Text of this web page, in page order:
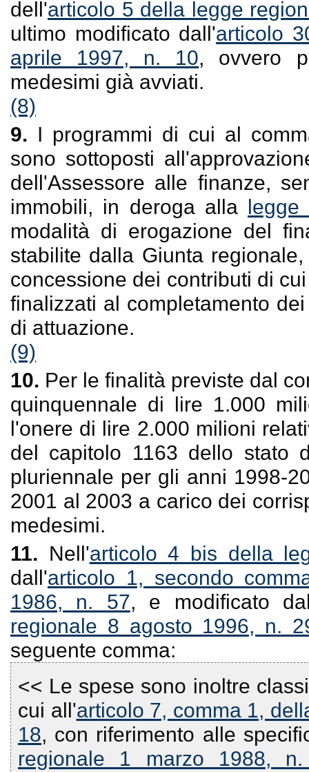
dell'articolo 5 della legge
ultimo modificato dall'articolo
aprile 1997, n. 10, ovvero
medesimi già avviati.
(8)
9. I programmi di cui al
sono sottoposti
dell'Assessore alle finanze,
immobili, in deroga alla
modalità di erogazione del
stabilite dalla Giunta
concessione dei contributi di
finalizzati al completamento
di attuazione.
(9)
10. Per le finalità previste dal
quinquennale di lire 1.000
l'onere di lire 2.000 milioni
del capitolo 1163 dello stato
pluriennale per gli anni 1998-
2001 al 2003 a carico dei
medesimi.
11. Nell'articolo 4 bis della
dall'articolo 1, secondo
1986, n. 57, e modificato
regionale 8 agosto 1996, n.
seguente comma:
<< Le spese sono inoltre
cui all'articolo 7, comma 1,
18, con riferimento alle
regionale 1 marzo 1988,